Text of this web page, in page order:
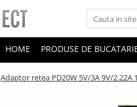
HOME PRODUSE DE
Adaptor retea PD20W 5V/3A 9V/2.22A